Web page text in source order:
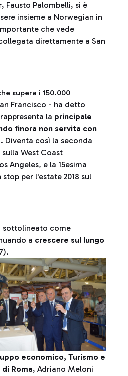
, Fausto Palombelli, si è
insieme a Norwegian in
che vede
direttamente a San
supera i 150.000
Francisco - ha detto
la principale
finora non servita con
. Diventa così la seconda
West Coast
Angeles, e la 15esima
per l'estate 2018 sul
sottolineato come
a crescere sul lungo
economico, Turismo e
Roma, Adriano Meloni